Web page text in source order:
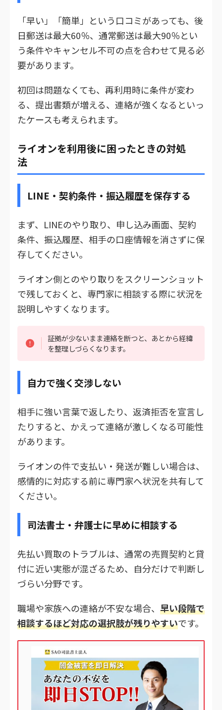
「早い」「簡単」という口コミがあっても、後
日郵送は最大60％、通常郵送は最大90％とい
う条件やキャンセル不可の点を合わせて見る必
要があります。
初回は問題なくても、再利用時に条件が変わ
る、提出書類が増える、連絡が強くなるといっ
たケースも考えられます。
ライオンを利用後に困ったときの対処
法
LINE・契約条件・振込履歴を保存する
まず、LINEのやり取り、申し込み画面、契約
条件、振込履歴、相手の口座情報を消さずに保
存してください。
ライオン側とのやり取りをスクリーンショット
で残しておくと、専門家に相談する際に状況を
説明しやすくなります。
証拠が少ないまま連絡を断つと、あとから経緯
を整理しづらくなります。
自力で強く交渉しない
相手に強い言葉で返したり、返済拒否を宣言し
たりすると、かえって連絡が激しくなる可能性
があります。
ライオンの件で支払い・発送が難しい場合は、
感情的に対応する前に専門家へ状況を共有して
ください。
司法書士・弁護士に早めに相談する
先払い買取のトラブルは、通常の売買契約と貸
付に近い実態が混ざるため、自分だけで判断し
づらい分野です。
職場や家族への連絡が不安な場合、 早い段階で
相談するほど対応の選択肢が残りやすいです。